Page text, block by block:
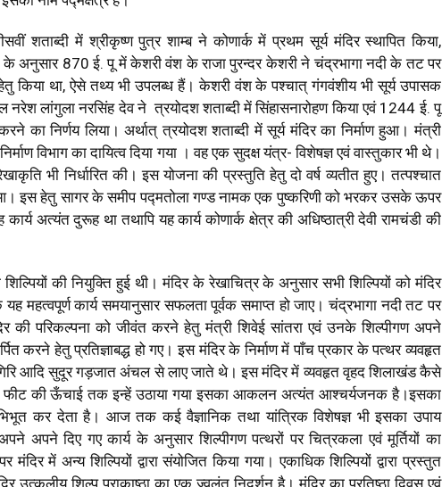
शताब्दी में श्रीकृष्ण पुत्र शाम्ब ने कोणार्क में प्रथम सूर्य मंदिर स्थापित किया,
के अनुसार 870 ई. पू में केशरी वंश के राजा पुरन्दर केशरी ने चंद्रभागा नदी के तट पर
हेतु किया था, ऐसे तथ्य भी उपलब्ध हैं। केशरी वंश के पश्चात् गंगवंशीय भी सूर्य उपासक
लांगुला नरसिंह देव ने त्रयोदश शताब्दी में सिंहासनारोहण किया एवं 1244 ई. पू
का निर्णय लिया। अर्थात् त्रयोदश शताब्दी में सूर्य मंदिर का निर्माण हुआ। मंत्री
विभाग का दायित्व दिया गया । वह एक सुदक्ष यंत्र- विशेषज्ञ एवं वास्तुकार भी थे।
रेखाकृति भी निर्धारित की। इस योजना की प्रस्तुति हेतु दो वर्ष व्यतीत हुए। तत्पश्चात
इस हेतु सागर के समीप पद्मतोला गण्ड नामक एक पुष्करिणी को भरकर उसके ऊपर
अत्यंत दुरूह था तथापि यह कार्य कोणार्क क्षेत्र की अधिष्ठात्री देवी रामचंडी की
शिल्पियों की नियुक्ति हुई थी। मंदिर के रेखाचित्र के अनुसार सभी शिल्पियों को मंदिर
महत्वपूर्ण कार्य समयानुसार सफलता पूर्वक समाप्त हो जाए। चंद्रभागा नदी तट पर
की परिकल्पना को जीवंत करने हेतु मंत्री शिवेई सांतरा एवं उनके शिल्पीगण अपने
करने हेतु प्रतिज्ञाबद्ध हो गए। इस मंदिर के निर्माण में पाँच प्रकार के पत्थर व्यवहृत
आदि सुदूर गड़जात अंचल से लाए जाते थे। इस मंदिर में व्यवहृत वृहद शिलाखंड कैसे
की ऊँचाई तक इन्हें उठाया गया इसका आकलन अत्यंत आश्चर्यजनक है।इसका
कर देता है। आज तक कई वैज्ञानिक तथा यांत्रिक विशेषज्ञ भी इसका उपाय
अपने दिए गए कार्य के अनुसार शिल्पीगण पत्थरों पर चित्रकला एवं मूर्तियों का
में अन्य शिल्पियों द्वारा संयोजित किया गया। एकाधिक शिल्पियों द्वारा प्रस्तुत
उत्कलीय शिल्प पराकाष्ठा का एक ज्वलंत निदर्शन है। मंदिर का प्रतिष्ठा दिवस एवं